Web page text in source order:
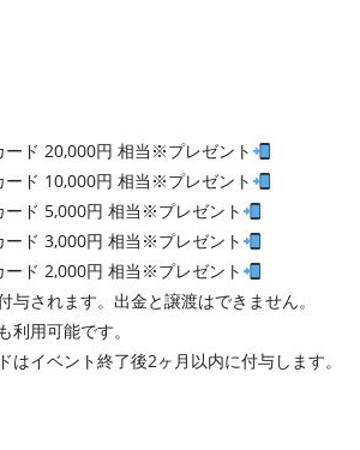
ード 20,000円 相当※プレゼント
ード 10,000円 相当※プレゼント
ード 5,000円 相当※プレゼント
ード 3,000円 相当※プレゼント
ード 2,000円 相当※プレゼント
与されます。出金と譲渡はできません。
利用可能です。
はイベント終了後2ヶ月以内に付与します。